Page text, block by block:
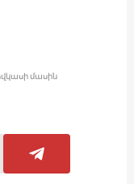
մասին